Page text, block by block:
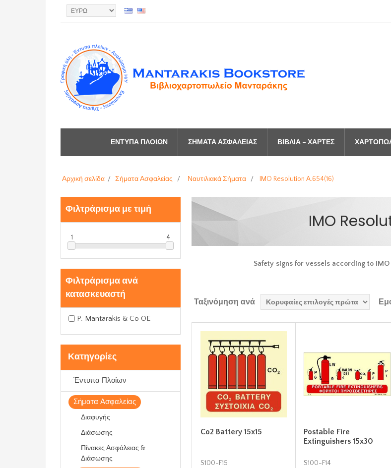
ΈΝΤΥΠΑ ΠΛΟΊΩΝ ΣΉΜΑΤΑ ΑΣΦΑΛΕΊΑΣ ΒΙΒΛΊΑ – ΧΆΡΤΕΣ
Αρχική σελίδα / Σήματα Ασφαλείας / Ναυτιλιακά Σήματα / IMO Resolution A.654(16)
Φιλτράρισμα με τιμή
1 4
Φιλτράρισμα ανά
κατασκευαστή
P. Mantarakis & Co OE
Κατηγορίες
Έντυπα Πλοίων
Σήματα Ασφαλείας
Διαφυγής
Διάσωσης
Πίνακες Ασφάλειας &
Διάσωσης
IMO
Safety signs for vessels according to
Ταξινόμηση ανά
Co2 Battery 15x15
S100-F15
Postable Fire
Extinguishers 15x30
S100-F14